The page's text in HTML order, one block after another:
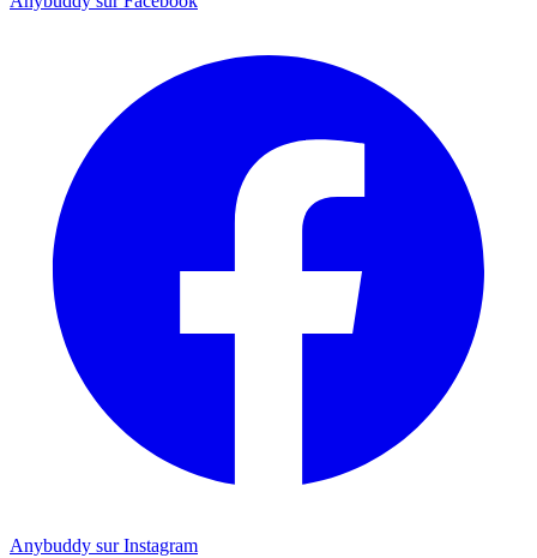
Anybuddy sur Instagram